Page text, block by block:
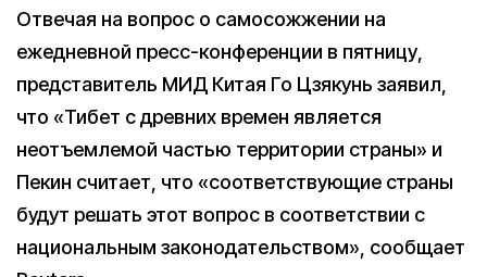
Отвечая на вопрос о самосожжении на
ежедневной пресс-конференции в пятницу,
представитель МИД Китая Го Цзякунь заявил,
что «Тибет с древних времен является
неотъемлемой частью территории страны» и
Пекин считает, что «соответствующие страны
будут решать этот вопрос в соответствии с
национальным законодательством», сообщает